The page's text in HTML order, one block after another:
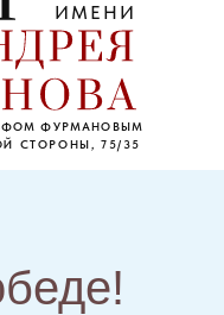
ИМЕНИ
ФУРМАНОВЫМ
СТОРОНЫ, 75/35